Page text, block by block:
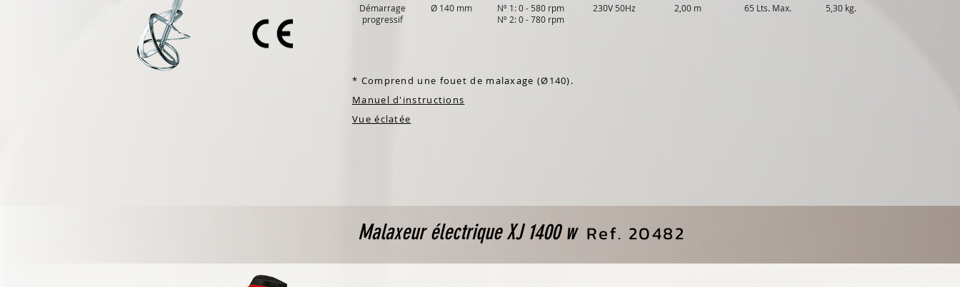
Démarrage
progressif
5,30 kg.
Nº 1: 0 - 580 rpm
Nº 2: 0 - 780 rpm
230V 50Hz 2,00 m 65 Lts. Max.
Ø 140 mm
* Comprend une fouet de malaxage (Ø140).
Manuel d'instructions
Vue éclatée
Malaxeur électrique XJ 1400 w Ref. 20482